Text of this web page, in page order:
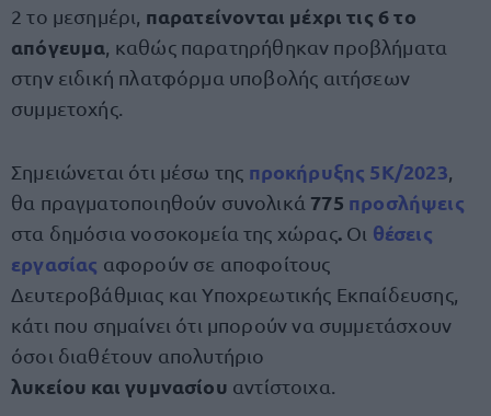
2 το μεσημέρι, παρατείνονται μέχρι τις 6 το
απόγευμα , καθώς παρατηρήθηκαν προβλήματα
στην ειδική πλατφόρμα υποβολής αιτήσεων
συμμετοχής.
Σημειώνεται ότι μέσω της προκήρυξης 5Κ/2023
θα πραγματοποιηθούν συνολικά 775 προσλήψεις
στα δημόσια νοσοκομεία της χώρας. Οι θέσεις
εργασίας αφορούν σε αποφοίτους
Δευτεροβάθμιας και Υποχρεωτικής Εκπαίδευσης,
κάτι που σημαίνει ότι μπορούν να συμμετάσχουν
όσοι διαθέτουν απολυτήριο
λυκείου και γυμνασίου αντίστοιχα.